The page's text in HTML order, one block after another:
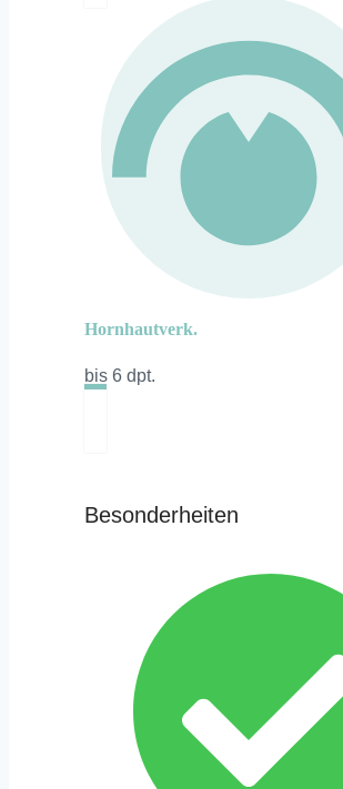
Hornhautverk.
bis 6 dpt.
Besonderheiten